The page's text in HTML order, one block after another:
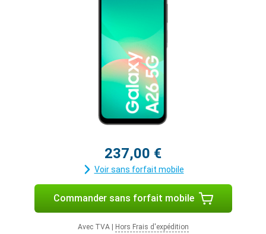
237,00 €
Voir sans forfait mobile
Commander sans forfait mobile
Avec TVA| Hors Frais d'expédition